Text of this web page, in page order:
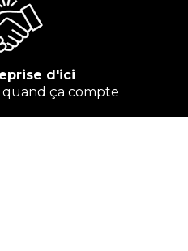
d'ici
quand ça compte